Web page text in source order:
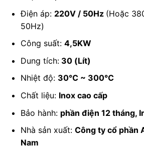
Điện áp: 220V / 50Hz (Hoặc
50Hz)
Công suất:4,5KW
Dung tích: 30 (Lít)
Nhiệt độ: 30℃ ~ 300℃
Chất liệu: Inox cao cấp
Bảo hành: phần điện 12 tháng,
Nhà sản xuất:Công ty cổ phần
Nam